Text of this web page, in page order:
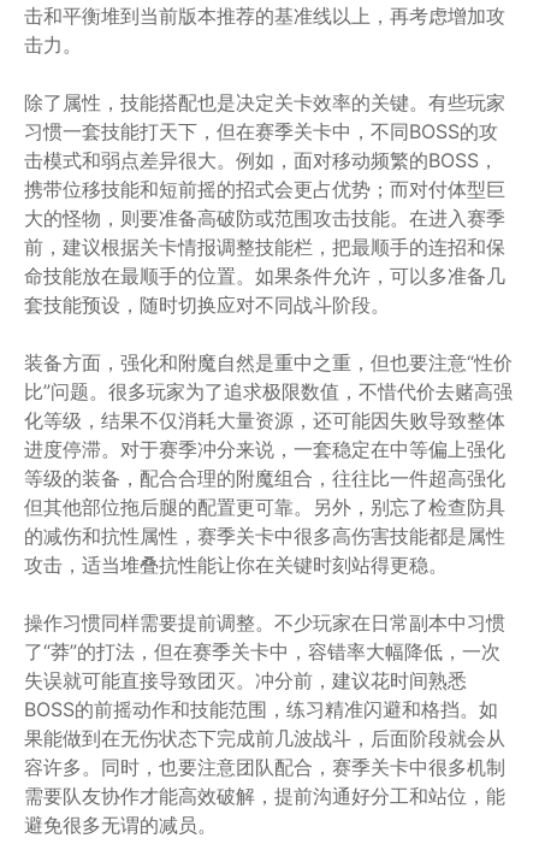
击和平衡堆到当前版本推荐的基准线以上，再考虑增加攻
击力。
除了属性，技能搭配也是决定关卡效率的关键。有些玩家
习惯一套技能打天下，但在赛季关卡中，不同BOSS的攻
击模式和弱点差异很大。例如，面对移动频繁的BOSS，
携带位移技能和短前摇的招式会更占优势；而对付体型巨
大的怪物，则要准备高破防或范围攻击技能。在进入赛季
前，建议根据关卡情报调整技能栏，把最顺手的连招和保
命技能放在最顺手的位置。如果条件允许，可以多准备几
套技能预设，随时切换应对不同战斗阶段。
装备方面，强化和附魔自然是重中之重，但也要注意“性价
比”问题。很多玩家为了追求极限数值，不惜代价去赌高强
化等级，结果不仅消耗大量资源，还可能因失败导致整体
进度停滞。对于赛季冲分来说，一套稳定在中等偏上强化
等级的装备，配合合理的附魔组合，往往比一件超高强化
但其他部位拖后腿的配置更可靠。另外，别忘了检查防具
的减伤和抗性属性，赛季关卡中很多高伤害技能都是属性
攻击，适当堆叠抗性能让你在关键时刻站得更稳。
操作习惯同样需要提前调整。不少玩家在日常副本中习惯
了“莽”的打法，但在赛季关卡中，容错率大幅降低，一次
失误就可能直接导致团灭。冲分前，建议花时间熟悉
BOSS的前摇动作和技能范围，练习精准闪避和格挡。如
果能做到在无伤状态下完成前几波战斗，后面阶段就会从
容许多。同时，也要注意团队配合，赛季关卡中很多机制
需要队友协作才能高效破解，提前沟通好分工和站位，能
避免很多无谓的减员。